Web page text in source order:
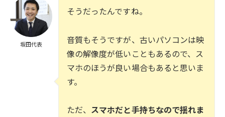
坂田代表
そうだったんですね。
音質もそうですが、古いパソコンは映
像の解像度が低いこともあるので、ス
マホのほうが良い場合もあると思いま
す。
ただ、 スマホだと手持ちなので揺れま